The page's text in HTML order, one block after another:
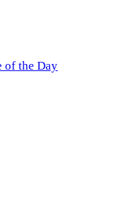
of the Day